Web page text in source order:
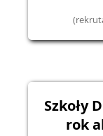
Szkoły
rok